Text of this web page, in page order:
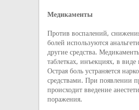
Медикаменты
Против воспалений,
болей используются
другие средства.
таблетках, инъекциях, в виде
Острая боль устраняется
средствами. При появлении
происходит введение
поражения.